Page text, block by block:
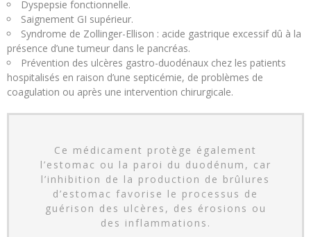
Dyspepsie fonctionnelle.
Saignement GI supérieur.
Syndrome de Zollinger-Ellison : acide gastrique excessif dû à la
présence d’une tumeur dans le pancréas.
Prévention des ulcères gastro-duodénaux chez les patients
hospitalisés en raison d’une septicémie, de problèmes de
coagulation ou après une intervention chirurgicale.
Ce médicament protège également
l’estomac ou la paroi du duodénum, car
l’inhibition de la production de brûlures
d’estomac favorise le processus de
guérison des ulcères, des érosions ou
des inflammations.